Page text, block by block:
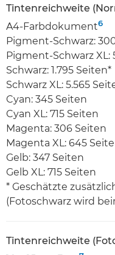
Tintenreichweite
A4-Farbdokument6
Pigment-Schwarz:
Pigment-Schwarz XL:
Schwarz: 1.795 Seiten*
Schwarz XL: 5.565
Cyan: 345 Seiten
Cyan XL: 715 Seiten
Magenta: 306 Seiten
Magenta XL: 645
Gelb: 347 Seiten
Gelb XL: 715 Seiten
* Geschätzte
(Fotoschwarz wird
Tintenreichweite